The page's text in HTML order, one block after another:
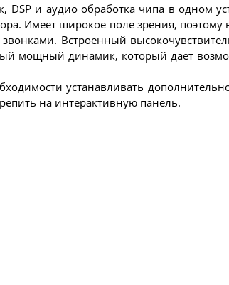
и аудио обработка чипа в одном
Имеет широкое поле зрения,
Встроенный
мощный динамик, который дает
устанавливать
на интерактивную панель.